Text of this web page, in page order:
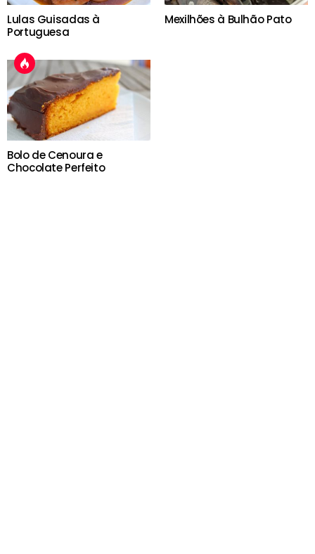
Lulas Guisadas à
Portuguesa
Mexilhões à Bulhão Pato
Bolo de Cenoura e
Chocolate Perfeito